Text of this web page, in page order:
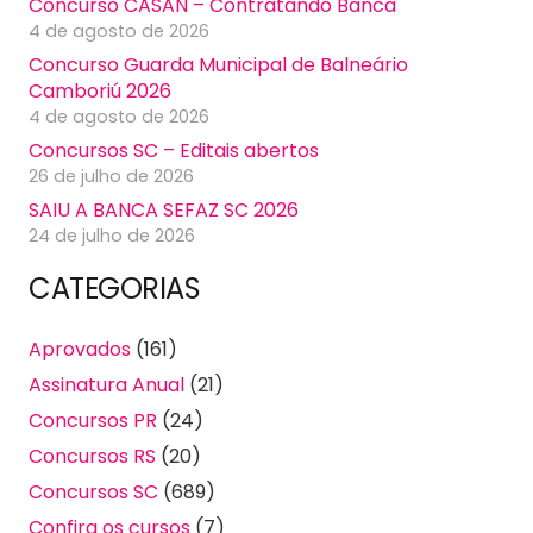
4 de agosto de 2026
Concurso Guarda Municipal de Balneário
Camboriú 2026
4 de agosto de 2026
Concursos SC – Editais abertos
26 de julho de 2026
SAIU A BANCA SEFAZ SC 2026
24 de julho de 2026
CATEGORIAS
Aprovados (161)
Assinatura Anual (21)
Concursos PR (24)
Concursos RS (20)
Concursos SC (689)